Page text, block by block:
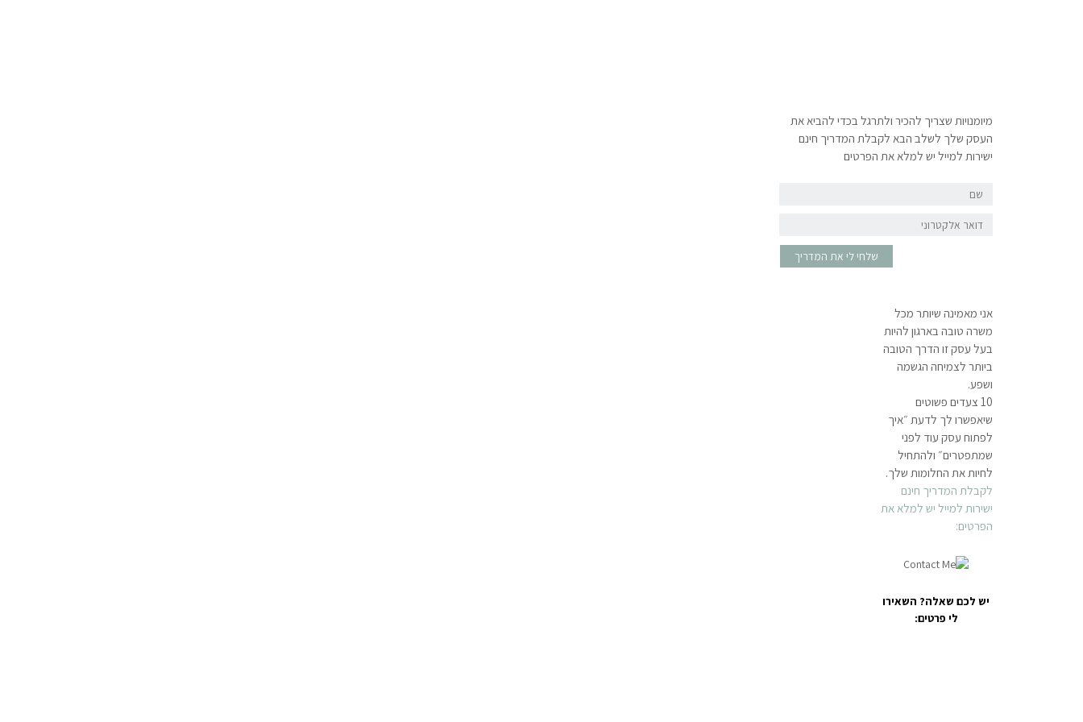
מיומנויות שצריך להכיר ולתרגל בכדי להביא את
העסק שלך לשלב הבא לקבלת המדריך חינם
ישירות למייל יש למלא את הפרטים
שלחי לי את המדריך
אני מאמינה שיותר מכל
משרה טובה בארגון להיות
בעל עסק זו הדרך הטובה
ביותר לצמיחה הגשמה
ושפע.
10 צעדים פשוטים
שיאפשרו לך לדעת ״איך
לפתוח עסק עוד לפני
שמתפטרים״ ולהתחיל
לחיות את החלומות שלך.
לקבלת המדריך חינם
ישירות למייל יש למלא את
הפרטים:
יש לכם שאלה? השאירו
לי פרטים: